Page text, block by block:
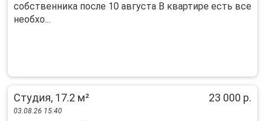
собственника после 10 августа В квартире есть все
необхо...
Студия, 17.2 м² 23 000 р.
03.08.26 15:40